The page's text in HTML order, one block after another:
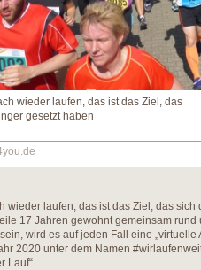
wieder laufen, das ist das Ziel, das
gesetzt haben
wieder laufen, das ist das Ziel, das
17 Jahren gewohnt gemeinsam
wird es auf jeden Fall eine
2020 unter dem Namen
Lauf“.